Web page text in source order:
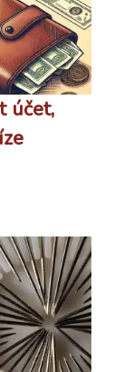
účet,